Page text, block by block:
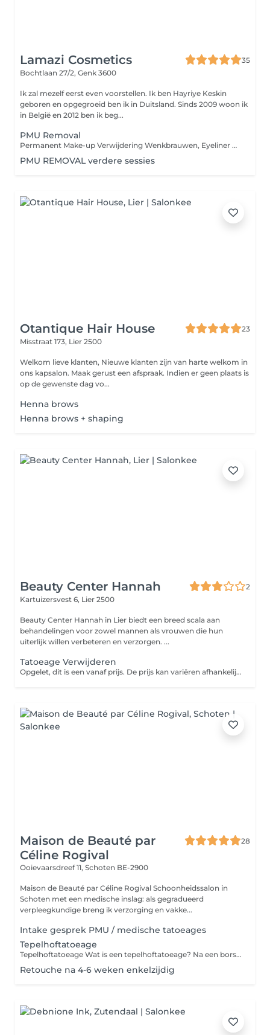
Lamazi Cosmetics
35
Bochtlaan 27/2, Genk 3600
Ik zal mezelf eerst even voorstellen. Ik ben Hayriye Keskin
geboren en opgegroeid ben ik in Duitsland. Sinds 2009 woon ik
in België en 2012 ben ik beg...
PMU Removal
Permanent Make-up Verwijdering Wenkbrauwen, Eyeliner & Lippen PMU Removal zachte en effectieve pigmentverwijdering Professionele en huidvriendelijke verwijdering of oplichting van permanent make-up. Ideaal bij ongewenste kleuren, vormcorrecties of als voorbereiding op een nieuwe pigmentatie. Geschikt voor wenkbrauwen, lippen en eyeliner Geleidelijke oplichting in meerdere behandelingen Persoonlijk afgestemd op huidtype, pigmentdiepte en de huidige situatie Veilige en gecontroleerde methode Het aantal benodigde sessies is individueel verschillend en afhankelijk van o.a. de leeftijd van de PMU, de gebruikte pigmenten en de diepte van plaatsing. Tijdens de intake wordt dit samen met u besproken en ontvangt u een persoonlijk behandeladvies.
PMU REMOVAL verdere sessies
Otantique Hair House
23
Misstraat 173, Lier 2500
Welkom lieve klanten, Nieuwe klanten zijn van harte welkom in
ons kapsalon. Maak gerust een afspraak. Indien er geen plaats is
op de gewenste dag vo...
Henna brows
Henna brows + shaping
Beauty Center Hannah
2
Kartuizersvest 6, Lier 2500
Beauty Center Hannah in Lier biedt een breed scala aan
behandelingen voor zowel mannen als vrouwen die hun
uiterlijk willen verbeteren en verzorgen. ...
Tatoeage Verwijderen
Opgelet, dit is een vanaf prijs. De prijs kan variëren afhankelijk van tatoeage. Tijdens het verwijderen van je tattoo wordt er door de laser een lichtbundel gericht op je tatoeage. Deze lichtbundel wordt geabsorbeerd door de inkt van je tattoo in de huidlaag. Door de energie van de laser valt de inkt van je tattoo in kleine deeltjes uiteen en wordt het door het lichaam afgevoerd als afvalstoffen.
Maison de Beauté par
Céline Rogival
28
Ooievaarsdreef 11, Schoten BE-2900
Maison de Beauté par Céline Rogival Schoonheidssalon in
Schoten met een medische inslag: als gegradueerd
verpleegkundige breng ik verzorging en vakke...
Intake gesprek PMU / medische tatoeages
Tepelhoftatoeage
Tepelhoftatoeage Wat is een tepelhoftatoeage? Na een borstreconstructie is het mogelijk om een tepelhof te laten tatoeëren. De medische term voor tatoeage is dermatografie. De behandeling vindt plaats in twee of drie sessies, waarbij tussen iedere sessie ongeveer vier tot acht weken tijd zit. Voorbereiding Vooraf melden Meld eventuele allergieën. Voorbereiding thuis Wij verzoeken u op de dag van behandeling geen bodylotion te gebruiken. Behandelsessie Tijdens de eerste behandelsessie bepalen we in overleg met u de grootte van de tepelhof en de kleur. De kleur van de tatoeage wordt afgestemd op de andere tepelhof of op een ander stukje huid. Dan wordt de eerste tatoeage geplaatst. In het algemeen is de tatoeage zetten niet pijnlijk en volstaat de Emla crème als verdoving. Desgewenst is een extra verdoving mogelijk. Tijdens de behandeling tatoeëert men de inkt in de huid met een speciaal apparaat. Door het tatoeëren ontstaat een schaafwondje dat een schrijnend gevoel kan geven. Dit wondje geneest vanzelf. U krijgt instructies voor nazorg. Vervolgbehandeling Na de eerste afspraak plannen we een vervolgafspraken met u in. Na ongeveer vier weken vindt de volgende sessie plaats. Duur van de behandeling De eerste behandeling duurt ongeveer 60 minuten. De vervolgbehandelingen duren circa 45 minuten. Als er sprake is van een dubbelzijdige tepeltatoeage wordt er meer tijd ingepland. Na de behandelingen De nazorg wordt met u grondig overlopen.
Retouche na 4-6 weken enkelzijdig